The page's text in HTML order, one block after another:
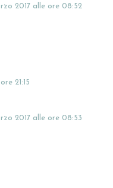
2017 alle ore 08:52
21:15
2017 alle ore 08:53